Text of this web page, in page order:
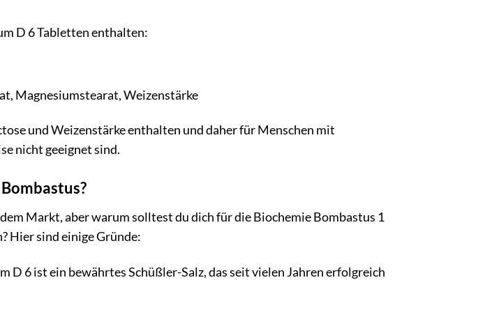
D 6 Tabletten enthalten:
Magnesiumstearat, Weizenstärke
und Weizenstärke enthalten und daher für Menschen mit
nicht geeignet sind.
Markt, aber warum solltest du dich für die Biochemie Bombastus 1
Hier sind einige Gründe:
D 6 ist ein bewährtes Schüßler-Salz, das seit vielen Jahren erfolgreich